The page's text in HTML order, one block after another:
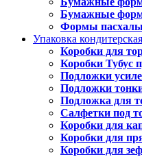
Бумажные
Формы
Упаковка кондитерская
Коробки для
Коробки Тубус
Подложки
Подложки
Подложка для
Салфетки под
Коробки для
Коробки для
Коробки для